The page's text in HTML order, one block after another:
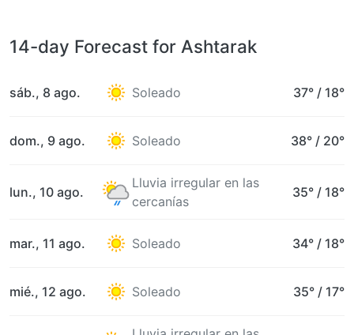
14-day Forecast for Ashtarak
sáb., 8 ago. Soleado 37° / 18°
dom., 9 ago. Soleado 38° / 20°
lun., 10 ago.
Lluvia irregular en las
cercanías
35° / 18°
mar., 11 ago. Soleado 34° / 18°
mié., 12 ago. Soleado 35° / 17°